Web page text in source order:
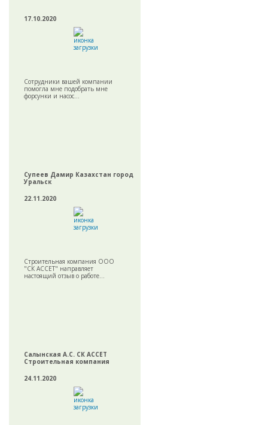
17.10.2020
Сотрудники вашей компании
помогла мне подобрать мне
форсунки и насос...
Супеев Дамир Казахстан город
Уральск
22.11.2020
Строительная компания ООО
"СК АССЕТ" направляет
настоящий отзыв о работе...
Салынская А.С. СК АССЕТ
Строительная компания
24.11.2020